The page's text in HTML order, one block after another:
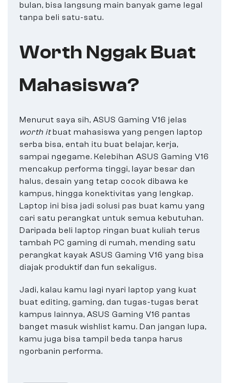
bulan, bisa langsung main banyak game legal
tanpa beli satu-satu.
Worth Nggak Buat
Mahasiswa?
Menurut saya sih, ASUS Gaming V16 jelas
worth itbuat mahasiswa yang pengen laptop
serba bisa, entah itu buat belajar, kerja,
sampai ngegame. Kelebihan ASUS Gaming V16
mencakup performa tinggi, layar besar dan
halus, desain yang tetap cocok dibawa ke
kampus, hingga konektivitas yang lengkap.
Laptop ini bisa jadi solusi pas buat kamu yang
cari satu perangkat untuk semua kebutuhan.
Daripada beli laptop ringan buat kuliah terus
tambah PC gaming di rumah, mending satu
perangkat kayak ASUS Gaming V16 yang bisa
diajak produktif dan fun sekaligus.
Jadi, kalau kamu lagi nyari laptop yang kuat
buat editing, gaming, dan tugas-tugas berat
kampus lainnya, ASUS Gaming V16 pantas
banget masuk wishlist kamu. Dan jangan lupa,
kamu juga bisa tampil beda tanpa harus
ngorbanin performa.